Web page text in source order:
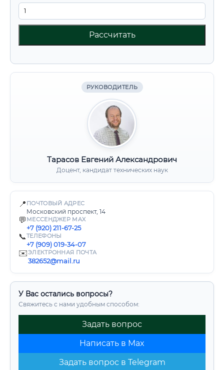
Рассчитать
РУКОВОДИТЕЛЬ
Тарасов Евгений Александрович
Доцент, кандидат технических наук
📍 ПОЧТОВЫЙ АДРЕС
Московский проспект, 14
💬 МЕССЕНДЖЕР MAX
+7 (920) 211-67-25
📞ТЕЛЕФОНЫ
+7 (909) 019-34-07
✉️ЭЛЕКТРОННАЯ ПОЧТА
382652@mail.ru
У Вас остались вопросы?
Свяжитесь с нами удобным способом:
Задать вопрос
Написать в Max
Задать вопрос в Telegram